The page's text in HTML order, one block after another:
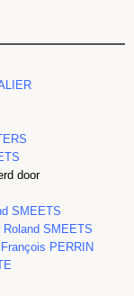
door
SMEETS
Roland SMEETS
François PERRIN